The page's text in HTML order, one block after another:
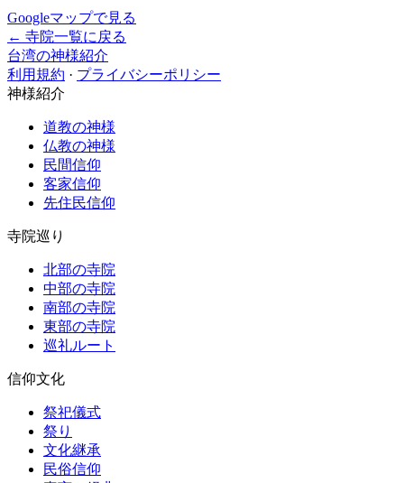
Googleマップで見る
← 寺院一覧に戻る
台湾の神様紹介
利用規約 · プライバシーポリシー
神様紹介
道教の神様
仏教の神様
民間信仰
客家信仰
先住民信仰
寺院巡り
北部の寺院
中部の寺院
南部の寺院
東部の寺院
巡礼ルート
信仰文化
祭祀儀式
祭り
文化継承
民俗信仰